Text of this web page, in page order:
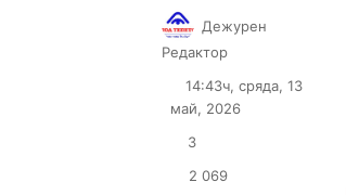
Дежурен
Редактор
X email
14:43ч, сряда, 13
май, 2026
3
2 069